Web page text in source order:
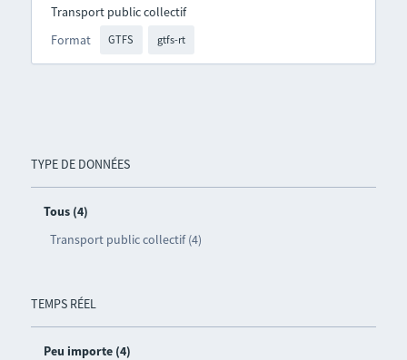
TYPE DE DONNÉES
Tous (4)
Transport public collectif (4)
TEMPS RÉEL
Peu importe (4)
Format GTFS gtfs-rt
Transport public collectif